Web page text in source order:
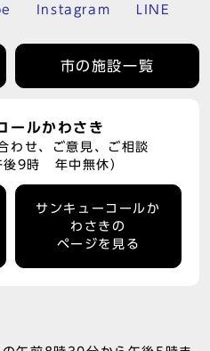
Instagram LINE
市の施設一覧
ールかわさき
わせ、ご意見、ご相談
後9時 年中無休）
サンキューコールか
わさきの
ページを見る